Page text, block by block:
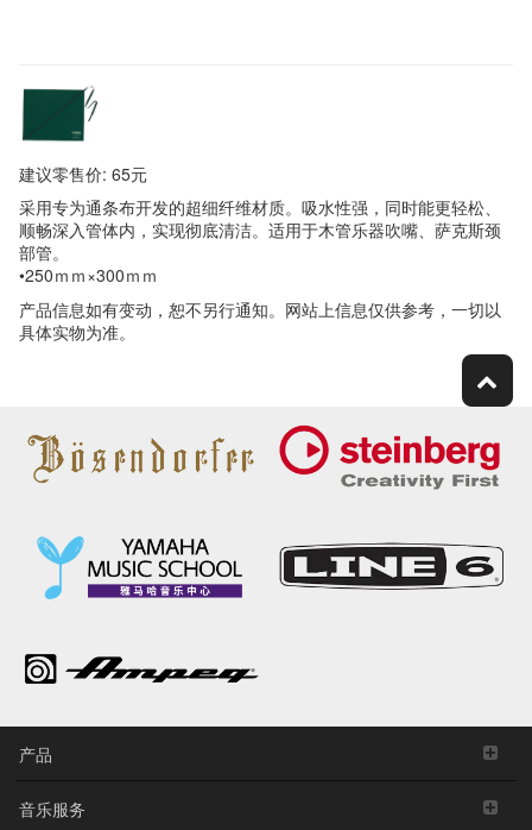
建议零售价: 65元
采用专为通条布开发的超细纤维材质。吸水性强，同时能更轻松、
顺畅深入管体内，实现彻底清洁。适用于木管乐器吹嘴、萨克斯颈
部管。
•250ｍｍ×300ｍｍ
产品信息如有变动，恕不另行通知。网站上信息仅供参考，一切以
具体实物为准。
产品
音乐服务